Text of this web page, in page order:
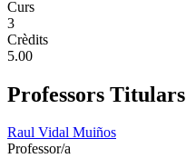
Curs
3
Crèdits
5.00
Professors Titulars
Raul Vidal Muiños
Professor/a